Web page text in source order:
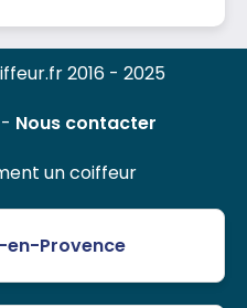
2016 - 2025
Nous contacter
un coiffeur
en-Provence